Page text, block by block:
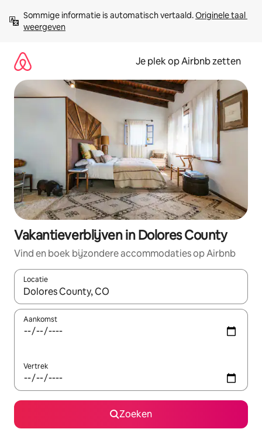
direct
naar
Sommige informatie is automatisch vertaald. Originele taal
weergeven
Je plek op Airbnb zetten
Vakantieverblijven in Dolores County
Vind en boek bijzondere accommodaties op Airbnb
Locatie
Wanneer er resultaten beschikbaar zijn, maak je een keuze
Aankomst
Vertrek
Zoeken